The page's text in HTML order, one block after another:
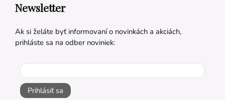
Newsletter
Ak si želáte byť informovaní o novinkách a akciách,
prihláste sa na odber noviniek:
Prihlásiť sa